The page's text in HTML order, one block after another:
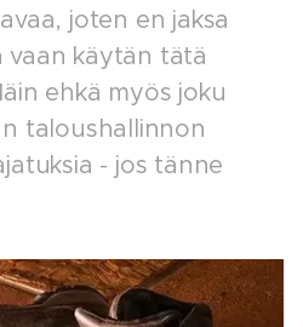
joten en jaksa
vaan käytän tätä
ehkä myös joku
taloushallinnon
- jos tänne